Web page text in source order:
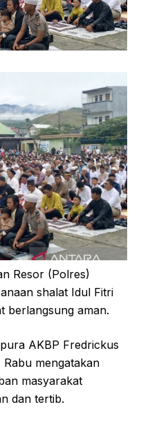
Resor (Polres)
shalat Idul Fitri
berlangsung aman.
AKBP Fredrickus
mengatakan
masyarakat
dan tertib.